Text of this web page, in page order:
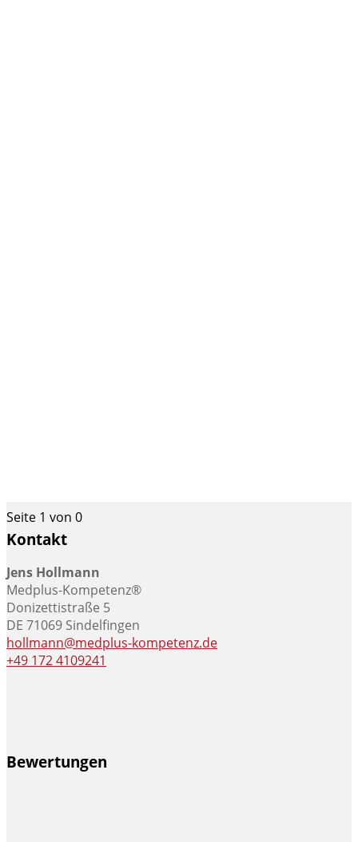
Seite 1 von 0
Kontakt
Jens Hollmann
Medplus-Kompetenz®
Donizettistraße 5
DE 71069 Sindelfingen
hollmann@medplus-kompetenz.de
+49 172 4109241
Bewertungen